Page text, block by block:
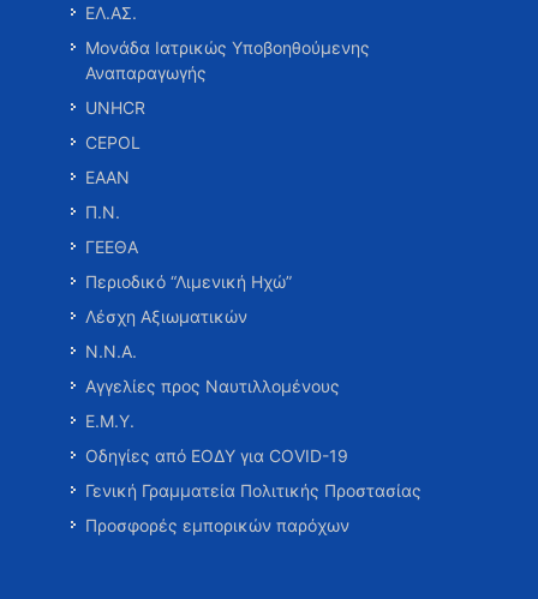
ΕΛ.ΑΣ.
Μονάδα Ιατρικώς Υποβοηθούμενης
Αναπαραγωγής
UNHCR
CEPOL
ΕΑΑΝ
Π.Ν.
ΓΕΕΘΑ
Περιοδικό “Λιμενική Ηχώ”
Λέσχη Αξιωματικών
Ν.Ν.Α.
Αγγελίες προς Ναυτιλλομένους
Ε.Μ.Υ.
Οδηγίες από ΕΟΔΥ για COVID-19
Γενική Γραμματεία Πολιτικής Προστασίας
Προσφορές εμπορικών παρόχων